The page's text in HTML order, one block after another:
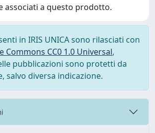
associati a questo prodotto.
in IRIS UNICA sono rilasciati con
Commons CC0 1.0 Universal,
pubblicazioni sono protetti da
salvo diversa indicazione.